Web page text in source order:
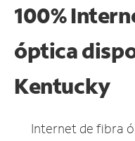
100%
óptica
Kentucky
Internet de fibra